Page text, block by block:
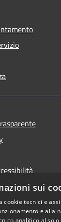
sui
cookie tecnici e
e alla
analitico al